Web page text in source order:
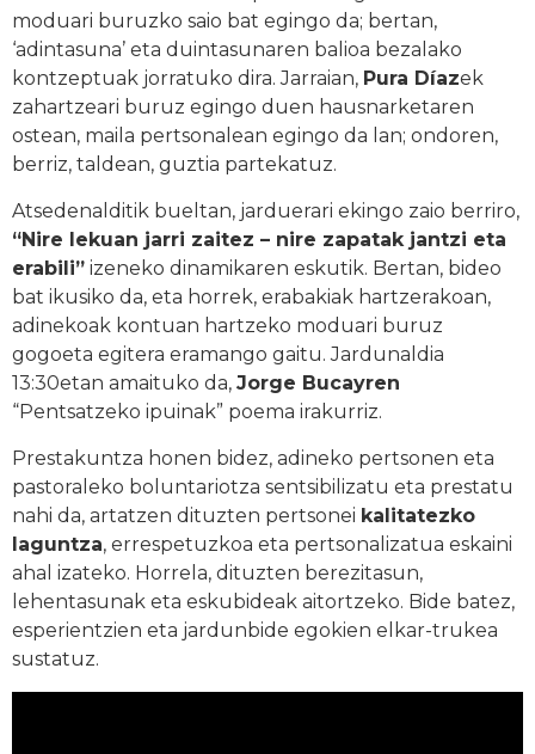
moduari buruzko saio bat egingo da; bertan,
‘adintasuna’ eta duintasunaren balioa bezalako
kontzeptuak jorratuko dira. Jarraian, Pura Díazek
zahartzeari buruz egingo duen hausnarketaren
ostean, maila pertsonalean egingo da lan; ondoren,
berriz, taldean, guztia partekatuz.
Atsedenalditik bueltan, jarduerari ekingo zaio berriro,
“Nire lekuan jarri zaitez – nire zapatak jantzi eta
erabili” izeneko dinamikaren eskutik. Bertan, bideo
bat ikusiko da, eta horrek, erabakiak hartzerakoan,
adinekoak kontuan hartzeko moduari buruz
gogoeta egitera eramango gaitu. Jardunaldia
13:30etan amaituko da, Jorge Bucayren
“Pentsatzeko ipuinak” poema irakurriz.
Prestakuntza honen bidez, adineko pertsonen eta
pastoraleko boluntariotza sentsibilizatu eta prestatu
nahi da, artatzen dituzten pertsonei kalitatezko
laguntza, errespetuzkoa eta pertsonalizatua eskaini
ahal izateko. Horrela, dituzten berezitasun,
lehentasunak eta eskubideak aitortzeko. Bide batez,
esperientzien eta jardunbide egokien elkar-trukea
sustatuz.